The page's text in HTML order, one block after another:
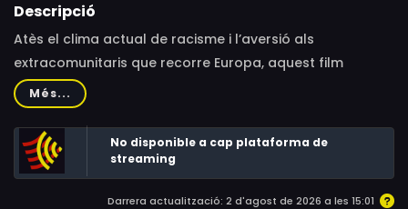
Descripció
Atès el clima actual de racisme i l’aversió als
extracomunitaris que recorre Europa, aquest film
transgressor entre la ficció i el documental, que fa ús de
les relacions entre emigrants i nacionals com a
metàfores de l’explotació, l’esclavitud i els seus llegats,
adquireix tints profètics.
Més...
No disponible a cap plataforma de
streaming
Darrera actualització: 2 d'agost de 2026 a les 15:01